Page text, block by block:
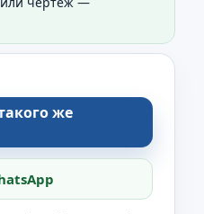
же